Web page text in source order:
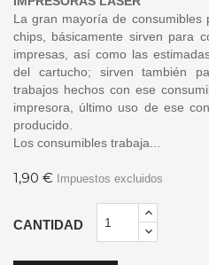
La gran mayoría de consumibles
chips, básicamente sirven para
impresas, así como las
del cartucho; sirven también
trabajos hechos con ese
impresora, último uso de ese
producido.
Los consumibles trabaja...
1,90 € Impuestos excluidos
CANTIDAD